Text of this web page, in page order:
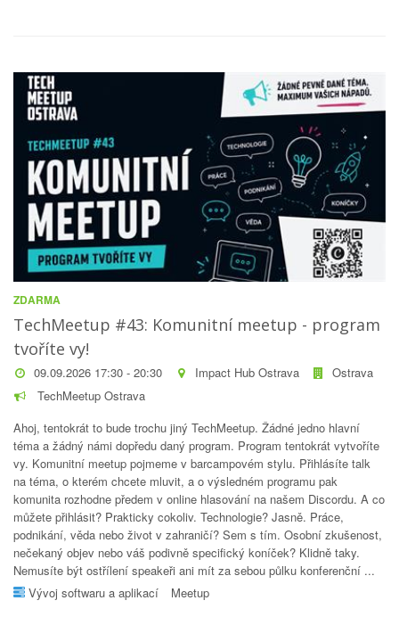
ZDARMA
TechMeetup #43: Komunitní meetup - program
tvoříte vy!
09.09.2026 17:30 - 20:30 Impact Hub Ostrava
Ostrava
TechMeetup Ostrava
Ahoj, tentokrát to bude trochu jiný TechMeetup. Žádné jedno hlavní
téma a žádný námi dopředu daný program. Program tentokrát vytvoříte
vy. Komunitní meetup pojmeme v barcampovém stylu. Přihlásíte talk
na téma, o kterém chcete mluvit, a o výsledném programu pak
komunita rozhodne předem v online hlasování na našem Discordu. A co
můžete přihlásit? Prakticky cokoliv. Technologie? Jasně. Práce,
podnikání, věda nebo život v zahraničí? Sem s tím. Osobní zkušenost,
nečekaný objev nebo váš podivně specifický koníček? Klidně taky.
Nemusíte být ostřílení speakeři ani mít za sebou půlku konferenční ...
Vývoj softwaru a aplikací
Meetup